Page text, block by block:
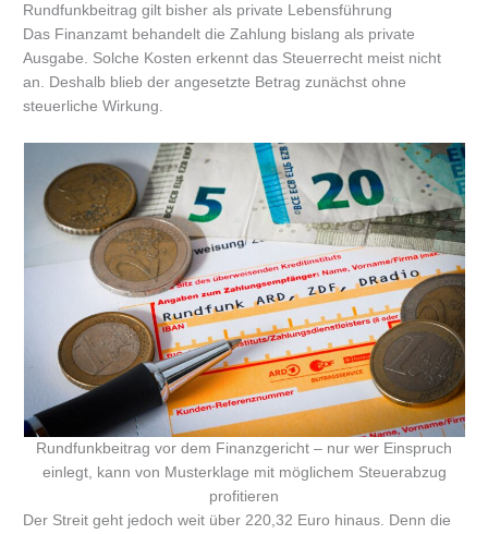
Rundfunkbeitrag gilt bisher als private Lebensführung
Das Finanzamt behandelt die Zahlung bislang als private
Ausgabe. Solche Kosten erkennt das Steuerrecht meist nicht
an. Deshalb blieb der angesetzte Betrag zunächst ohne
steuerliche Wirkung.
Rundfunkbeitrag vor dem Finanzgericht – nur wer Einspruch
einlegt, kann von Musterklage mit möglichem Steuerabzug
profitieren
Der Streit geht jedoch weit über 220,32 Euro hinaus. Denn die